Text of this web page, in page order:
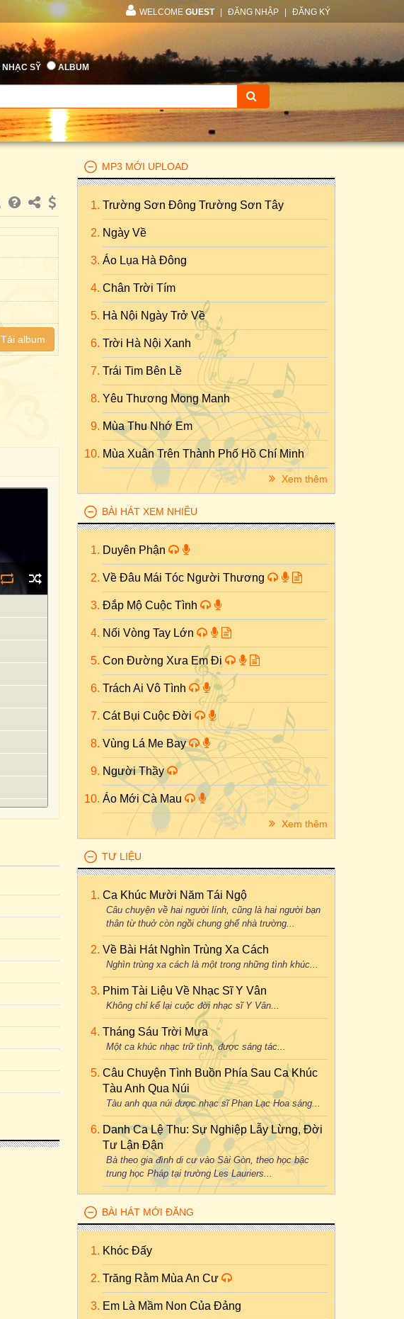
WELCOME GUEST ĐĂNG NHẬP ĐĂNG KÝ
NHẠC SỸ ALBUM
Tải album
MP3 MỚI UPLOAD
Trường Sơn Đông Trường Sơn Tây
Ngày Về
Áo Lụa Hà Đông
Chân Trời Tím
Hà Nội Ngày Trở Về
Trời Hà Nội Xanh
Trái Tim Bên Lề
Yêu Thương Mong Manh
Mùa Thu Nhớ Em
Mùa Xuân Trên Thành Phố Hồ Chí Minh
Xem thêm
BÀI HÁT XEM NHIỀU
Duyên Phận
Về Đâu Mái Tóc Người Thương
Đắp Mộ Cuộc Tình
Nối Vòng Tay Lớn
Con Đường Xưa Em Đi
Trách Ai Vô Tình
Cát Bụi Cuộc Đời
Vùng Lá Me Bay
Người Thầy
Áo Mới Cà Mau
Xem thêm
TƯ LIỆU
Ca Khúc Mười Năm Tái Ngộ
Câu chuyện về hai người lính, cũng là hai người bạn
thân từ thuở còn ngồi chung ghế nhà trường...
Về Bài Hát Nghìn Trùng Xa Cách
Nghìn trùng xa cách là một trong những tình khúc...
Phim Tài Liệu Về Nhạc Sĩ Y Vân
Không chỉ kể lại cuộc đời nhạc sĩ Y Vân...
Tháng Sáu Trời Mưa
Một ca khúc nhạc trữ tình, được sáng tác...
Câu Chuyện Tình Buồn Phía Sau Ca Khúc
Tàu Anh Qua Núi
Tàu anh qua núi được nhạc sĩ Phan Lạc Hoa sáng...
Danh Ca Lệ Thu: Sự Nghiệp Lẫy Lừng, Đời
Tư Lận Đận
Bà theo gia đình di cư vào Sài Gòn, theo học bậc
trung học Pháp tại trường Les Lauriers...
BÀI HÁT MỚI ĐĂNG
Khóc Đấy
Trăng Rằm Mùa An Cư
Em Là Mầm Non Của Đảng